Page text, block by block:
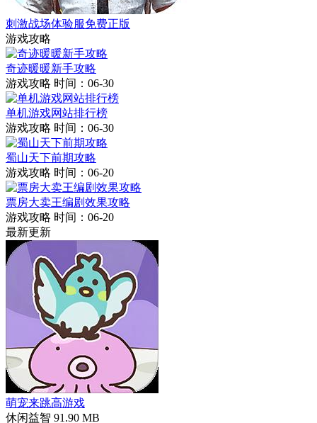
刺激战场体验服免费正版
游戏攻略
奇迹暖暖新手攻略
游戏攻略 时间：06-30
单机游戏网站排行榜
游戏攻略 时间：06-30
蜀山天下前期攻略
游戏攻略 时间：06-20
票房大卖王编剧效果攻略
游戏攻略 时间：06-20
最新更新
萌宠来跳高游戏
休闲益智 91.90 MB